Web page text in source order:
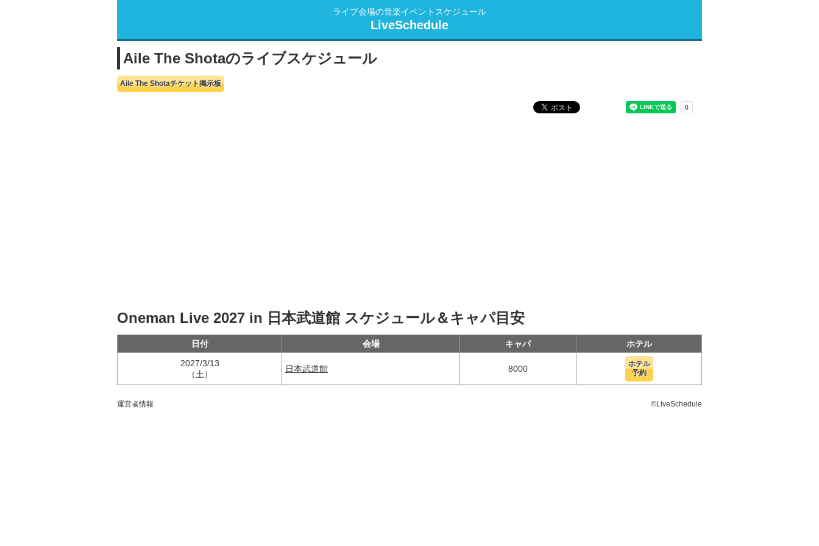
ライブ会場の音楽イベントスケジュール
LiveSchedule
Aile The Shotaのライブスケジュール
Aile The Shotaチケット掲示板
Oneman Live 2027 in 日本武道館 スケジュール＆キャパ目安
日付 会場 キャパ
ホテル
2027/3/13
（土）
日本武道館 8000
ホテル
予約
©LiveSchedule
運営者情報